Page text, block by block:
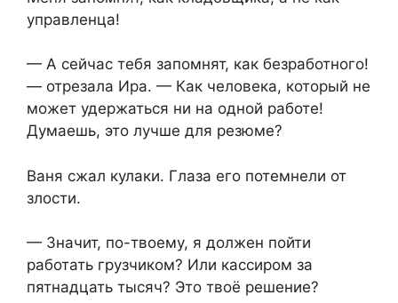
управленца!
— А сейчас тебя запомнят, как безработного!
— отрезала Ира. — Как человека, который не
может удержаться ни на одной работе!
Думаешь, это лучше для резюме?
Ваня сжал кулаки. Глаза его потемнели от
злости.
— Значит, по-твоему, я должен пойти
работать грузчиком? Или кассиром за
пятнадцать тысяч? Это твоё решение?